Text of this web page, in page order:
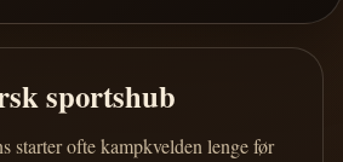
sportshub
starter ofte kampkvelden lenge før